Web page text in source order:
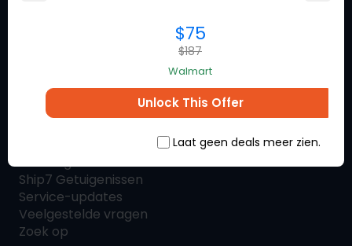
Klantenservice
Beloningen
Ship7 Getuigenissen
Service-updates
Veelgestelde vragen
Zoek op
$75
$187
Walmart
Unlock This Offer
Laat geen deals meer zien.